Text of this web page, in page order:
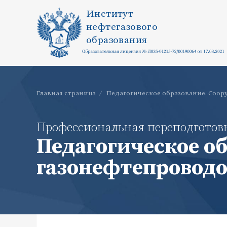
Институт
нефтегазового
образования
Главная страница / Педагогическое образование.
Профессиональная
Педагогическое